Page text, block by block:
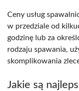
Ceny usług
w przedziale od
godzinę lub za
rodzaju spawania,
skomplikowania
Jakie są